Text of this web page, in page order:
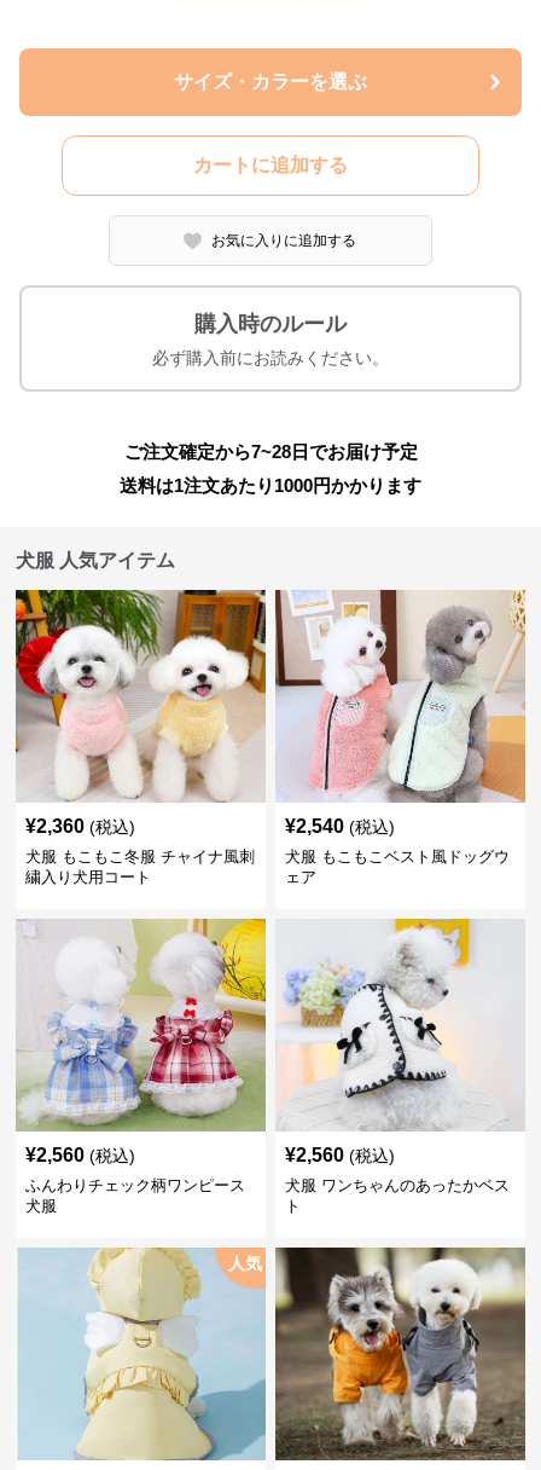
サイズ・カラーを選ぶ
カートに追加する
お気に入りに追加する
購入時のルール
必ず購入前にお読みください。
ご注文確定から7~28日でお届け予定
送料は1注文あたり 1000円かかります
犬服 人気アイテム
¥2,360 (税込)
犬服 もこもこ冬服 チャイナ風刺
繍入り犬用コート
¥2,540 (税込)
犬服 もこもこベスト風ドッグウ
ェア
¥2,560 (税込)
ふんわりチェック柄ワンピース
犬服
¥2,560 (税込)
犬服 ワンちゃんのあったかベス
ト
人気